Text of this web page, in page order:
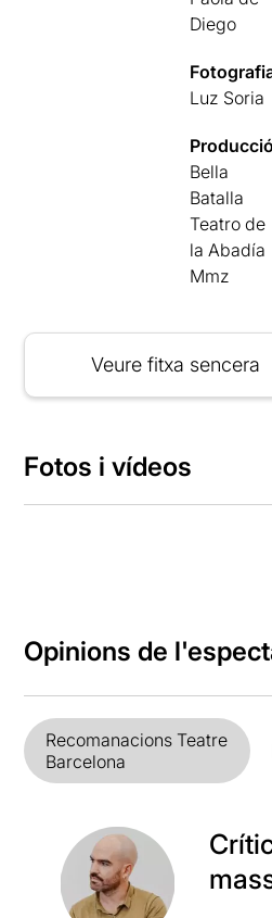
Diego
Luz Soria
Bella
Batalla
Teatro de
la Abadía
Mmz
Veure fitxa sencera
Fotos i vídeos
Opinions de
Recomanacions Teatre
Barcelona